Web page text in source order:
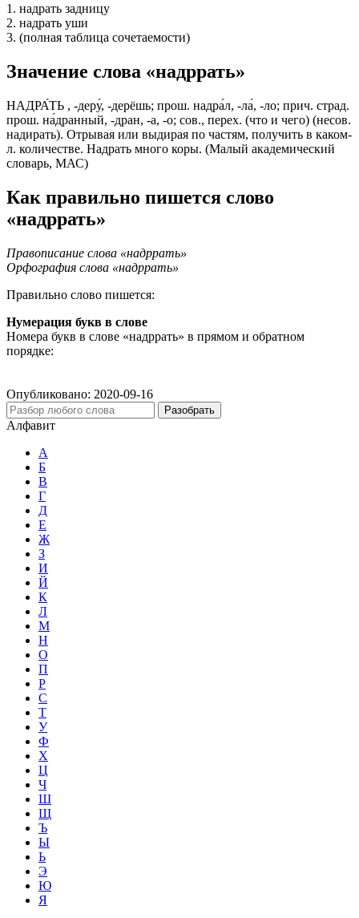
1. надрать задницу
2. надрать уши
3. (полная таблица сочетаемости)
Значение слова «надррать»
НАДРА́ТЬ , -деру́, -дерёшь; прош. надра́л, -ла́, -ло; прич. страд.
прош. на́дранный, -дран, -а, -о; сов., перех. (что и чего) (несов.
надирать). Отрывая или выдирая по частям, получить в каком-
л. количестве. Надрать много коры. (Малый академический
словарь, МАС)
Как правильно пишется слово
«надррать»
Правописание слова «надррать»
Орфография слова «надррать»
Правильно слово пишется:
Нумерация букв в слове
Номера букв в слове «надррать» в прямом и обратном
порядке:
Опубликовано: 2020-09-16
Разобрать
Алфавит
А
Б
В
Г
Д
Е
Ж
З
И
Й
К
Л
М
Н
О
П
Р
С
Т
У
Ф
Х
Ц
Ч
Ш
Щ
Ъ
Ы
Ь
Э
Ю
Я